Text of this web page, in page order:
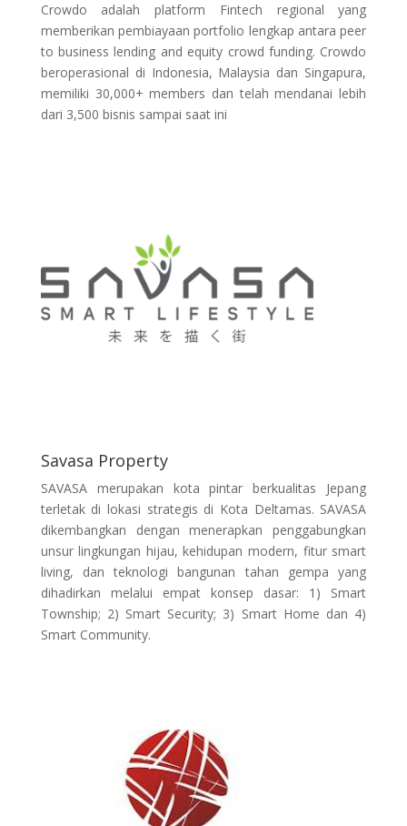
Crowdo adalah platform Fintech regional yang
memberikan pembiayaan portfolio lengkap antara peer
to business lending and equity crowd funding. Crowdo
beroperasional di Indonesia, Malaysia dan Singapura,
memiliki 30,000+ members dan telah mendanai lebih
dari 3,500 bisnis sampai saat ini
Savasa Property
SAVASA merupakan kota pintar berkualitas Jepang
terletak di lokasi strategis di Kota Deltamas. SAVASA
dikembangkan dengan menerapkan penggabungkan
unsur lingkungan hijau, kehidupan modern, fitur smart
living, dan teknologi bangunan tahan gempa yang
dihadirkan melalui empat konsep dasar: 1) Smart
Township; 2) Smart Security; 3) Smart Home dan 4)
Smart Community.